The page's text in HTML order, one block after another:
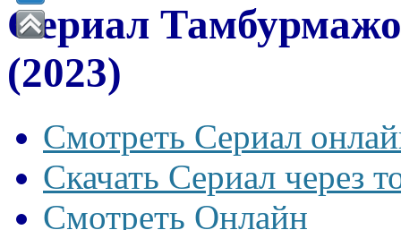
Сериал
(2023)
Смотреть Сериал
Скачать Сериал через
Смотреть Онлайн